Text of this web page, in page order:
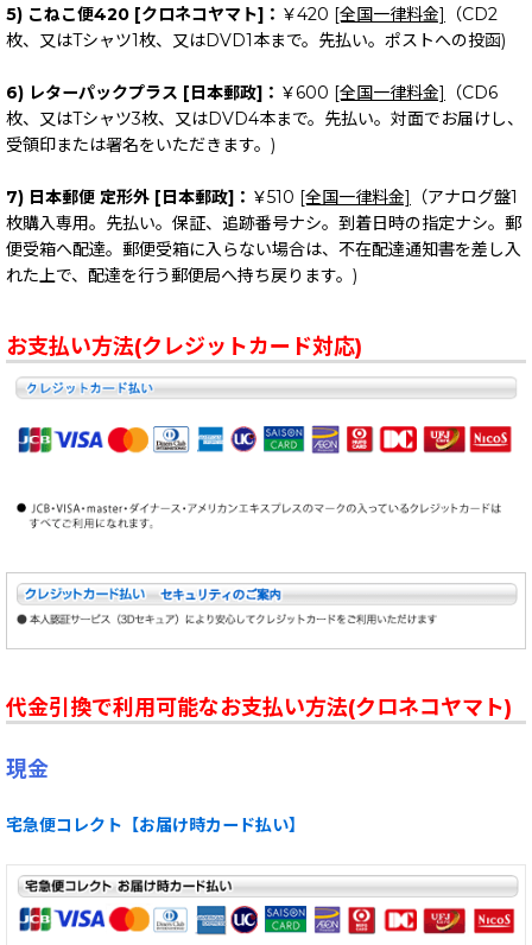
5) こねこ便420 [クロネコヤマト]： ￥420 [全国一律料金]
（CD2
枚、又はTシャツ1枚、又はDVD1本まで。先払い。ポストへの投函)
6) レターパックプラス [日本郵政]： ￥600 [全国一律料金]
（CD6
枚、又はTシャツ3枚、又はDVD4本まで。先払い。対面でお届けし、
受領印または署名をいただきます。)
7) 日本郵便 定形外 [日本郵政]： ￥510 [全国一律料金]
（アナログ盤1
枚購入専用。先払い。保証、追跡番号ナシ。到着日時の指定ナシ。郵
便受箱へ配達。郵便受箱に入らない場合は、不在配達通知書を差し入
れた上で、配達を行う郵便局へ持ち戻ります。)
お支払い方法(クレジットカード対応)
代金引換で利用可能なお支払い方法(クロネコヤマト)
現金
宅急便コレクト【お届け時カード払い】